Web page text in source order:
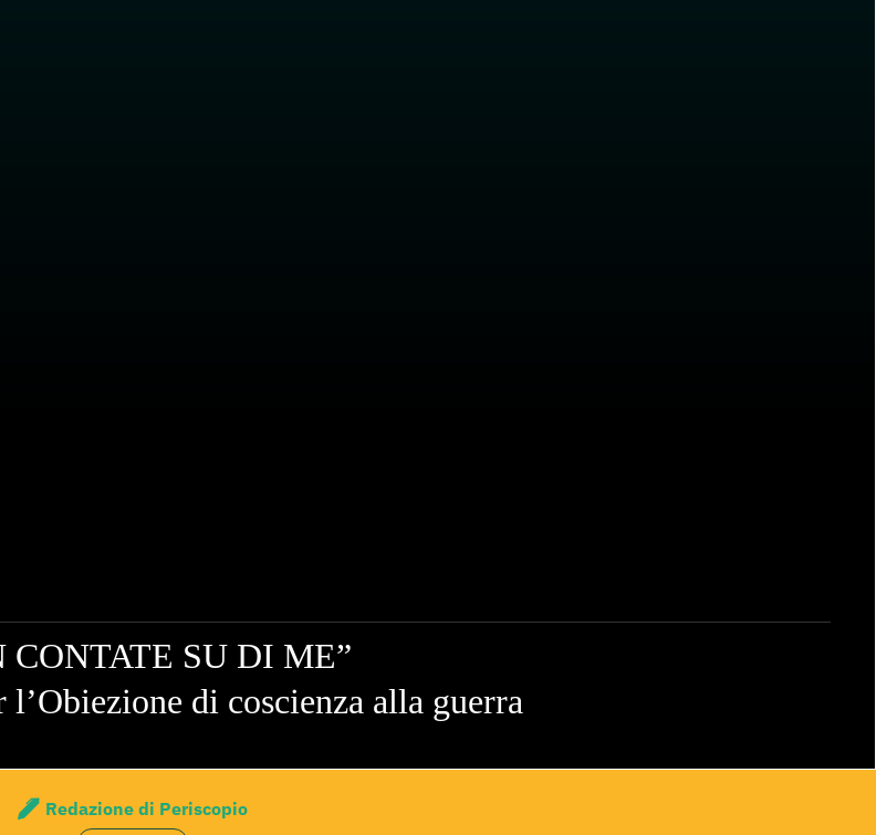
CONTATE SU DI ME”
l’Obiezione di coscienza alla guerra
Redazione di Periscopio